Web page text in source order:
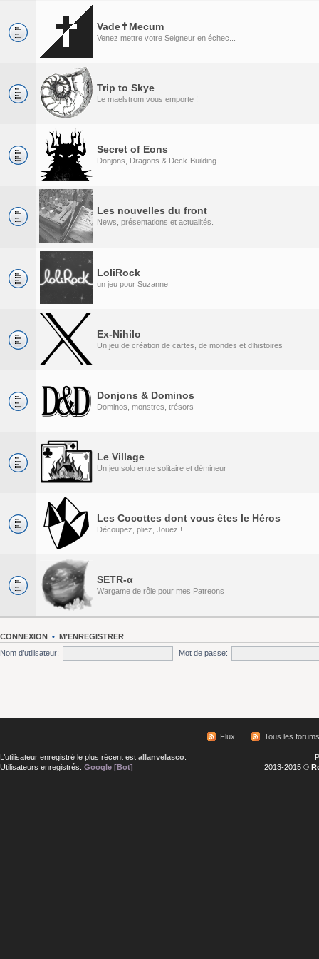
Vade✝Mecum
Venez mettre votre Seigneur en échec...
Trip to Skye
Le maelstrom vous emporte !
Secret of Eons
Donjons, Dragons & Deck-Building
Les nouvelles du front
News, présentations et actualités.
LoliRock
un jeu pour Suzanne
Ex-Nihilo
Un jeu de création de cartes, de mondes et d’histoires
Donjons & Dominos
Dominos, monstres, trésors
Le Village
Un jeu solo entre solitaire et démineur
Les Cocottes dont vous êtes le Héros
Découpez, pliez, Jouez !
SETR-α
Wargame de rôle pour mes Patreons
CONNEXION • M’ENREGISTRER
Nom d’utilisateur:
Mot de passe:
Flux Tous les forums
L’utilisateur enregistré le plus récent est allanvelasco
Utilisateurs enregistrés: Google [Bot]
2013-2015 ©